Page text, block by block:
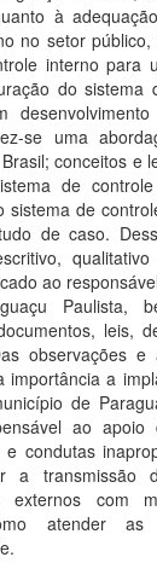
à
no setor
interno para
do sistema
se uma
conceitos e
de controle
sistema de
de caso.
ao
Paulista,
leis,
observações e
importância a
de
ao apoio
condutas
a transmissão
externos com
atender as